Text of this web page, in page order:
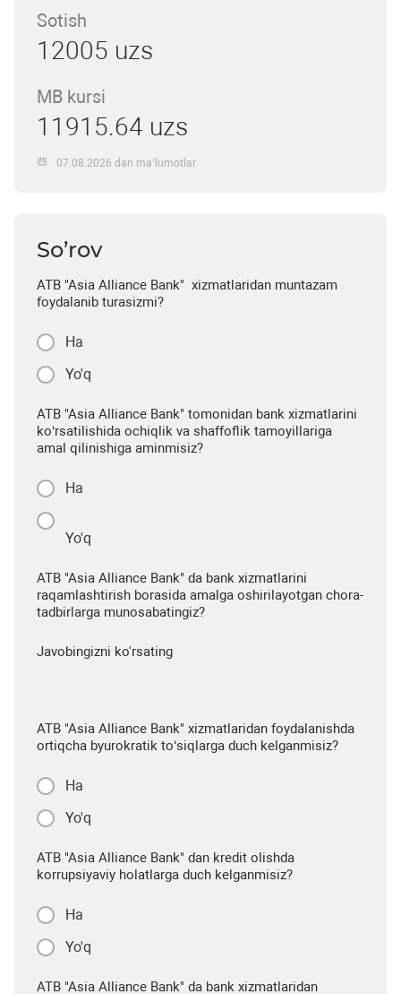
Sotish
12005 uzs
MB kursi
11915.64 uzs
07.08.2026 dan ma’lumotlar
So’rov
ATB "Asia Alliance Bank" xizmatlaridan muntazam
foydalanib turasizmi?
Ha
Yo'q
ATB "Asia Alliance Bank" tomonidan bank xizmatlarini
ko‘rsatilishida ochiqlik va shaffoflik tamoyillariga
amal qilinishiga aminmisiz?
Ha
Yo'q
ATB "Asia Alliance Bank" da bank xizmatlarini
raqamlashtirish borasida amalga oshirilayotgan chora-
tadbirlarga munosabatingiz?
Javobingizni ko'rsating
ATB "Asia Alliance Bank" xizmatlaridan foydalanishda
ortiqcha byurokratik to‘siqlarga duch kelganmisiz?
Ha
Yo'q
ATB "Asia Alliance Bank" dan kredit olishda
korrupsiyaviy holatlarga duch kelganmisiz?
Ha
Yo'q
ATB "Asia Alliance Bank" da bank xizmatlaridan